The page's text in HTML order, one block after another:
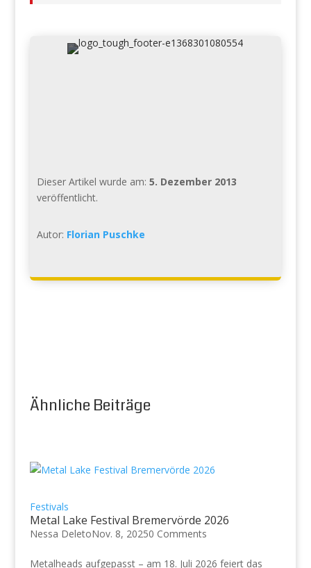
Dieser Artikel wurde am: 5. Dezember 2013
veröffentlicht.
Autor: Florian Puschke
Ähnliche Beiträge
Festivals
Metal Lake Festival Bremervörde 2026
Nessa DeletoNov. 8, 20250 Comments
Metalheads aufgepasst – am 18. Juli 2026 feiert das